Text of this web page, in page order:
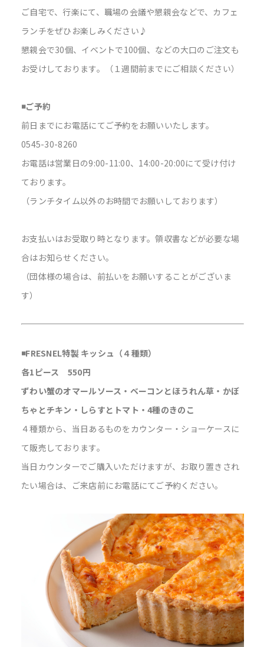
ご自宅で、行楽にて、職場の会議や懇親会などで、カフェ
ランチをぜひお楽しみください♪
懇親会で30個、イベントで100個、などの大口のご注文も
お受けしております。（１週間前までにご相談ください）
◾️ご予約
前日までにお電話にてご予約をお願いいたします。
0545-30-8260
お電話は営業日の9:00-11:00、14:00-20:00にて受け付け
ております。
（ランチタイム以外のお時間でお願いしております）
お支払いはお受取り時となります。領収書などが必要な場
合はお知らせください。
（団体様の場合は、前払いをお願いすることがございま
す）
◾️FRESNEL特製 キッシュ（４種類）
各1ピース 550円
ずわい蟹のオマールソース・ベーコンとほうれん草・かぼ
ちゃとチキン・しらすとトマト・4種のきのこ
４種類から、当日あるものをカウンター・ショーケースに
て販売しております。
当日カウンターでご購入いただけますが、お取り置きされ
たい場合は、ご来店前にお電話にてご予約ください。